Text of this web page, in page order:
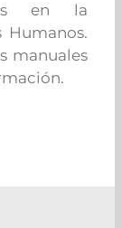
en la
Humanos.
manuales